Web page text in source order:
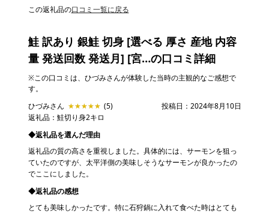
この返礼品の口コミ一覧に戻る
鮭 訳あり 銀鮭 切身 [選べる 厚さ 産地 内容
量 発送回数 発送月] [宮…の口コミ詳細
※この口コミは、ひづみさんが体験した当時の主観的なご感想で
す。
ひづみさん ★★★★★
★★★★★ (5)
投稿日：2024年8月10日
返礼品：鮭切り身2キロ
◆返礼品を選んだ理由
返礼品の質の高さを重視しました。具体的には、サーモンを狙っ
ていたのですが、太平洋側の美味しそうなサーモンが良かったの
でここにしました。
◆返礼品の感想
とても美味しかったです。特に石狩鍋に入れて食べた時はとても